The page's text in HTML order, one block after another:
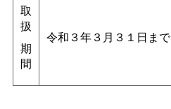
取
扱
期
間
令和３年３月３１日まで